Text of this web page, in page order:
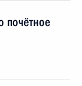
почётное